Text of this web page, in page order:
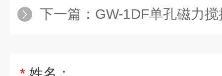
下一篇： GW-1DF单孔磁力